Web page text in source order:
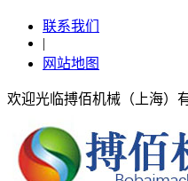
联系我们
|
网站地图
欢迎光临搏佰机械（上海）